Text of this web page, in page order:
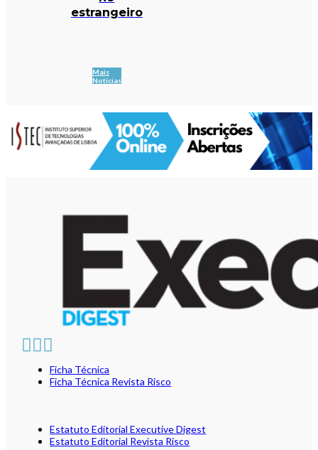
estrangeiro
Mais
Notícias
Ficha Técnica
Ficha Técnica Revista Risco
Estatuto Editorial Executive Digest
Estatuto Editorial Revista Risco